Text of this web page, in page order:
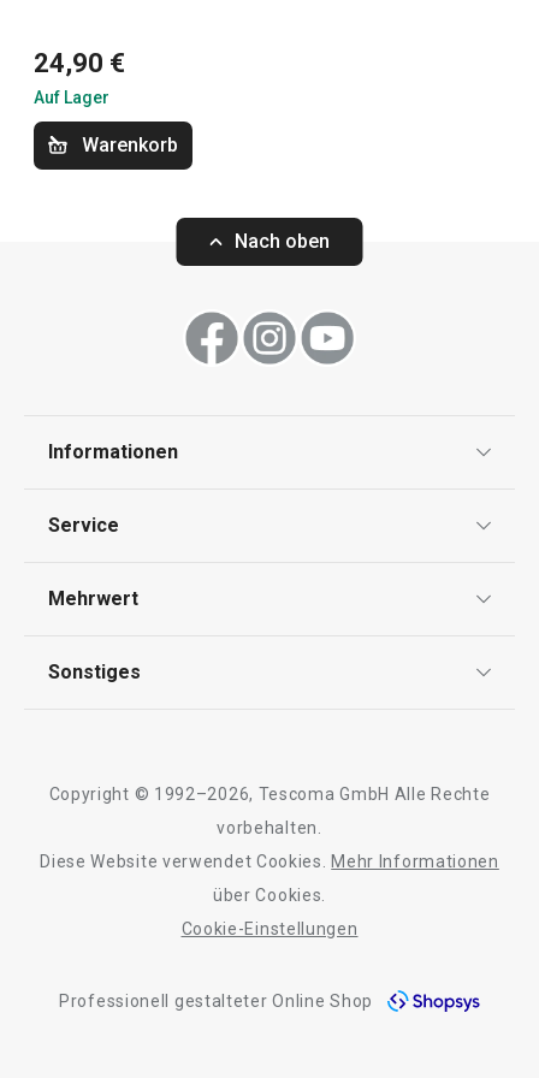
Backen
Essen
Küchenutensilien und Gadgets
Haushalt
Neuheiten
Set für halbgetauchte Kekse
DELÍCIA
Auf Lager
Servierbrett mit
ø 34 cm
Auf Lager
24,90 €
Auf Lager
Warenkorb
Nach oben
Informationen
Impressum
Service
Kontaktformular
Mehrwert
Qualität
Sonstiges
Barrierefreiheit
Copyright © 1992–2026, Tescoma GmbH Alle Rechte
vorbehalten.
Diese Website verwendet Cookies.
Mehr Informationen
über Cookies.
Cookie-Einstellungen
Professionell gestalteter Online Shop